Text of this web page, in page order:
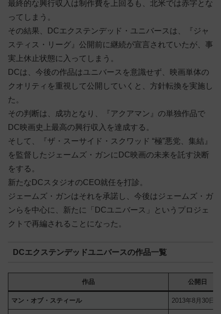
最終的な興行収入は制作費を上回るも、北米では赤字とな
ってしまう。
その結果、DCエクステンデッド・ユニバースは、『ジャ
スティス・リーグ』公開前に継続が宣言されていたが、事
実上休止状態に入ってしまう。
DCは、今後の作品はユニバースを意識せず、映画単体の
クオリティを重視して公開していくと、方針転換を実施し
た。
その判断は、成功となり、『アクアマン』の単独作品で
DC映画史上最高の興行収入を達成する。
そして、『ザ・スーサイド・スクワッド “極”悪党、集結』
を監督したジェームズ・ガンにDC映画の未来を託す決断
をする。
新たなDCスタジオのCEO就任を打診。
ジェームズ・ガンはそれを承諾し、今後はジェームズ・ガ
ンらを中心に、新たに「DCユニバース」というプロジェ
クトで再編されることになった。
DCエクステンデッドユニバースの作品一覧
作品 公開日
マン・オブ・スティール 2013年8月30日